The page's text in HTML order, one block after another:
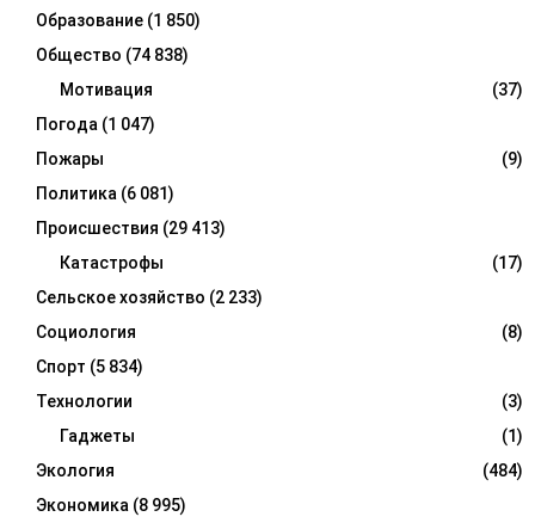
Образование (1 850)
Общество (74 838)
Мотивация
(37)
Погода (1 047)
Пожары
(9)
Политика (6 081)
Происшествия (29 413)
Катастрофы
(17)
Сельское хозяйство (2 233)
Социология
(8)
Спорт (5 834)
Технологии
(3)
Гаджеты
(1)
Экология
(484)
Экономика (8 995)